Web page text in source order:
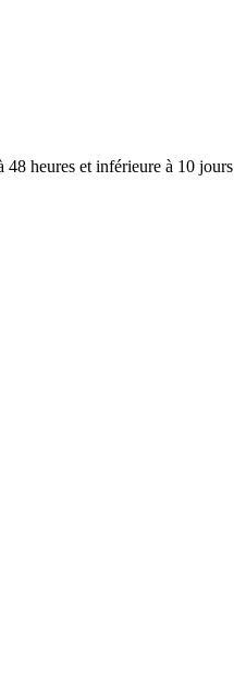
48 heures et inférieure à 10 jours